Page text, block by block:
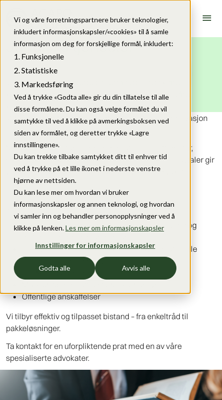
Vi og våre forretningspartnere bruker teknologier,
inkludert informasjonskapsler/«cookies» til å samle
informasjon om deg for forskjellige formål, inkludert:
Funksjonelle
Statistiske
Markedsføring
Ved å trykke «Godta alle» gir du din tillatelse til alle
disse formålene. Du kan også velge formålet du vil
samtykke til ved å klikke på avmerkingsboksen ved
siden av formålet, og deretter trykke «Lagre
innstillingene».
Du kan trekke tilbake samtykket ditt til enhver tid
ved å trykke på et lille ikonet i nederste venstre
hjørne av nettsiden.
Du kan lese mer om hvordan vi bruker
informasjonskapsler og annen teknologi, og hvordan
vi samler inn og behandler personopplysninger ved å
klikke på lenken.Les mer om informasjonskapsler
Innstillinger for informasjonskapsler
Godta alle Avvis alle
menu
Juridiske tjenester
Vår forretningsorienterte tilnærming til IP gir klare
kommersielle fordeler og konkurransefortrinn til våre
klienter.
Vi forenkler det juridiske i møte med teknologi, innovasjon
og nye forretningsmodeller.
Med spisskompetanse innen immaterielle rettigheter,
personvern, markedsføringsrett og kommersielle avtaler gir
vi praktisk rådgivning som støtter utvikling og vekst.
Vi bistår blant annet med:
Avtaler for bl.a. utvikling, forskning, lisensiering og
Beskyttelse og kommersialisering av immaterielle
rettigheter som opphavsrett
GDPR og datadeling
Offentlige anskaffelser
Vi tilbyr effektiv og tilpasset bistand – fra enkeltråd til
pakkeløsninger.
Ta kontakt for en uforpliktende prat med en av våre
spesialiserte advokater.